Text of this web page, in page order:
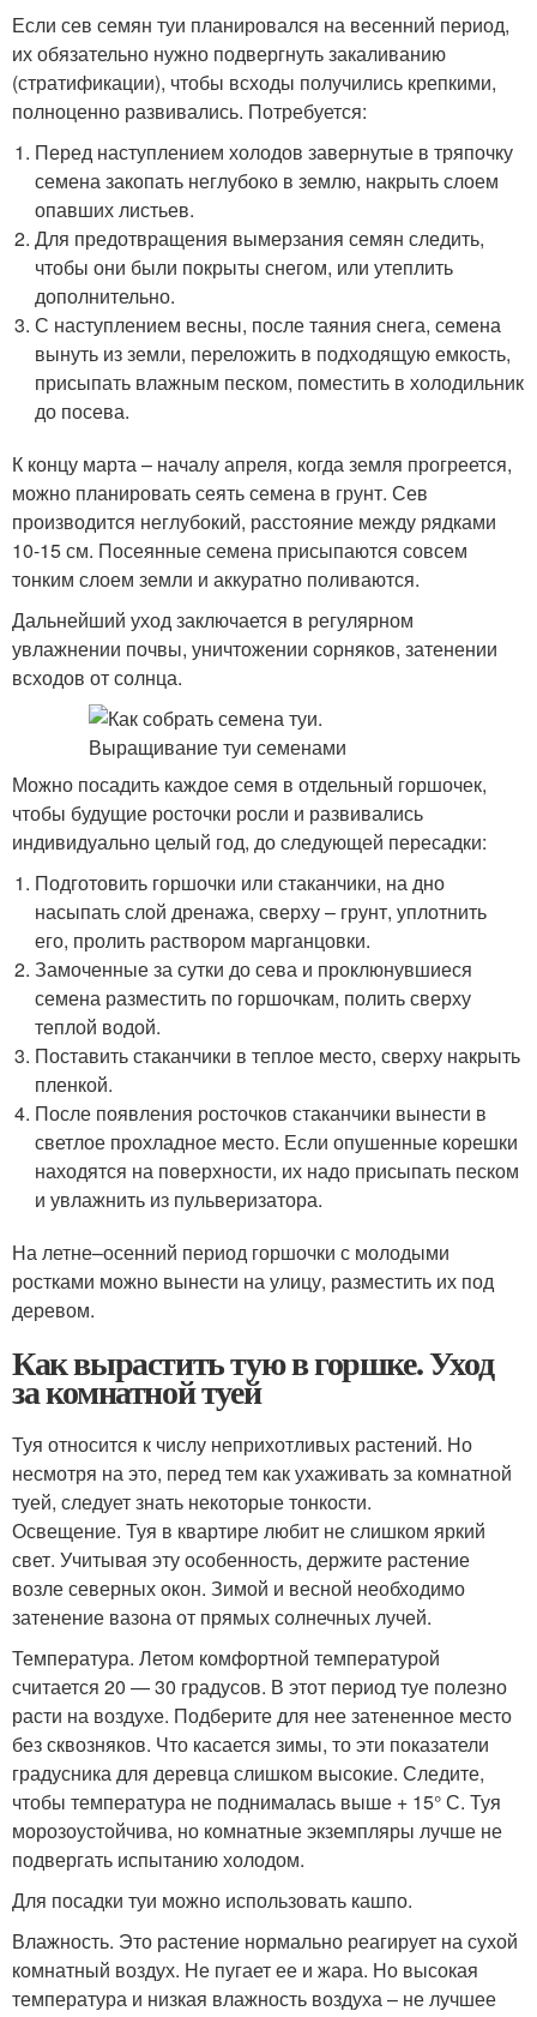
Если сев семян туи планировался на весенний период,
их обязательно нужно подвергнуть закаливанию
(стратификации), чтобы всходы получились крепкими,
полноценно развивались. Потребуется:
Перед наступлением холодов завернутые в тряпочку
семена закопать неглубоко в землю, накрыть слоем
опавших листьев.
Для предотвращения вымерзания семян следить,
чтобы они были покрыты снегом, или утеплить
дополнительно.
С наступлением весны, после таяния снега, семена
вынуть из земли, переложить в подходящую емкость,
присыпать влажным песком, поместить в холодильник
до посева.
К концу марта – началу апреля, когда земля прогреется,
можно планировать сеять семена в грунт. Сев
производится неглубокий, расстояние между рядками
10-15 см. Посеянные семена присыпаются совсем
тонким слоем земли и аккуратно поливаются.
Дальнейший уход заключается в регулярном
увлажнении почвы, уничтожении сорняков, затенении
всходов от солнца.
Можно посадить каждое семя в отдельный горшочек,
чтобы будущие росточки росли и развивались
индивидуально целый год, до следующей пересадки:
Подготовить горшочки или стаканчики, на дно
насыпать слой дренажа, сверху – грунт, уплотнить
его, пролить раствором марганцовки.
Замоченные за сутки до сева и проклюнувшиеся
семена разместить по горшочкам, полить сверху
теплой водой.
Поставить стаканчики в теплое место, сверху накрыть
пленкой.
После появления росточков стаканчики вынести в
светлое прохладное место. Если опушенные корешки
находятся на поверхности, их надо присыпать песком
и увлажнить из пульверизатора.
На летне–осенний период горшочки с молодыми
ростками можно вынести на улицу, разместить их под
деревом.
Как вырастить тую в горшке. Уход
за комнатной туей
Туя относится к числу неприхотливых растений. Но
несмотря на это, перед тем как ухаживать за комнатной
туей, следует знать некоторые тонкости.
Освещение. Туя в квартире любит не слишком яркий
свет. Учитывая эту особенность, держите растение
возле северных окон. Зимой и весной необходимо
затенение вазона от прямых солнечных лучей.
Температура. Летом комфортной температурой
считается 20 — 30 градусов. В этот период туе полезно
расти на воздухе. Подберите для нее затененное место
без сквозняков. Что касается зимы, то эти показатели
градусника для деревца слишком высокие. Следите,
чтобы температура не поднималась выше + 15° С. Туя
морозоустойчива, но комнатные экземпляры лучше не
подвергать испытанию холодом.
Для посадки туи можно использовать кашпо.
Влажность. Это растение нормально реагирует на сухой
комнатный воздух. Не пугает ее и жара. Но высокая
температура и низкая влажность воздуха – не лучшее